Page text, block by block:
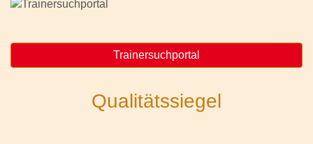
Trainersuchportal
Qualitätssiegel